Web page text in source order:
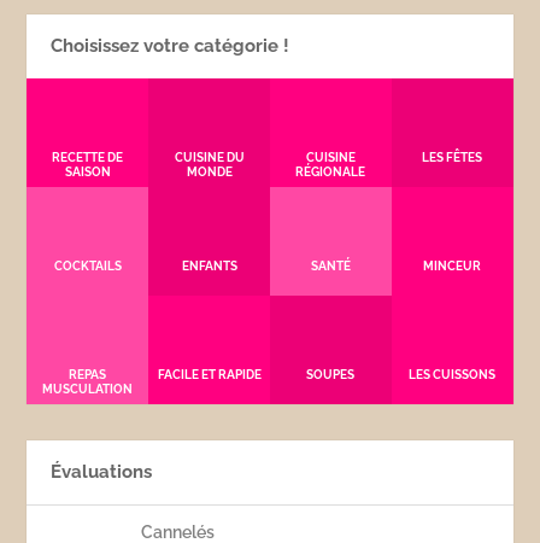
Choisissez votre catégorie !
RECETTE DE
SAISON
CUISINE DU
MONDE
CUISINE
RÉGIONALE
LES FÊTES
COCKTAILS ENFANTS SANTÉ MINCEUR
REPAS
MUSCULATION
FACILE ET RAPIDE SOUPES LES CUISSONS
Évaluations
Cannelés